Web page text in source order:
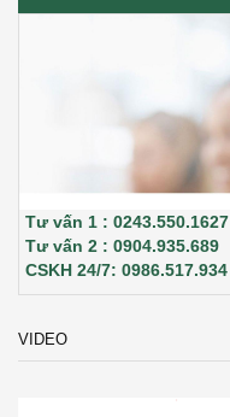
Tư vấn 1 : 0243.550.1627
Tư vấn 2 : 0904.935.689
CSKH 24/7: 0986.517.934
VIDEO